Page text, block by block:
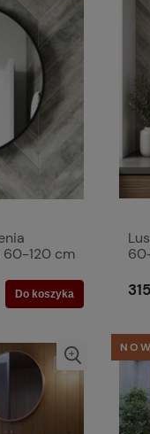
60-120 cm
Do koszyka